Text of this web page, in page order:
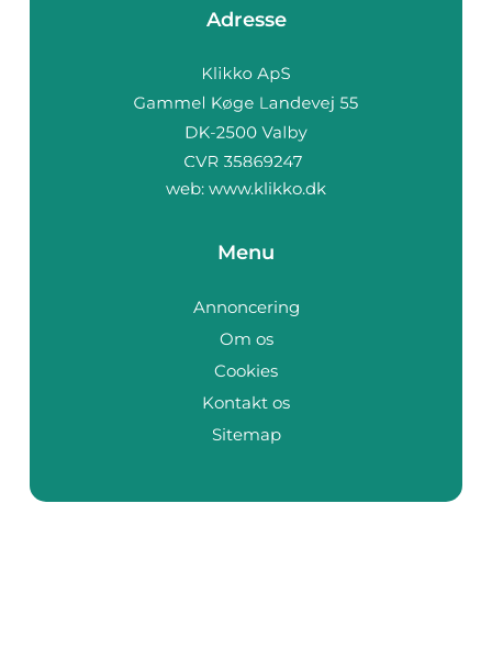
Adresse
web: www.klikko.dk
Menu
Annoncering
Om os
Cookies
Kontakt os
Sitemap